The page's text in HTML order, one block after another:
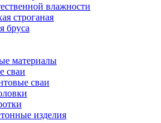
влажности
строганая
бруса
материалы
сваи
сваи
изделия